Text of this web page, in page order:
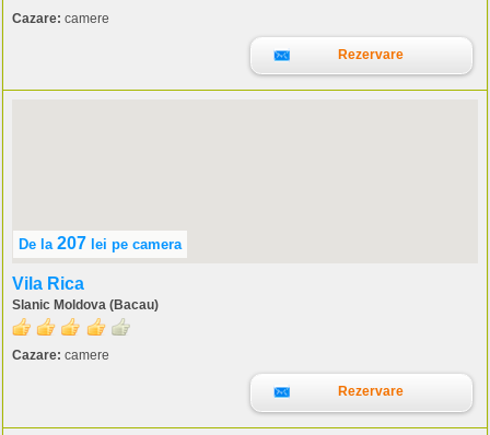
Cazare: camere
Rezervare
De la 207 lei pe camera
Vila Rica
Slanic Moldova (Bacau)
Cazare: camere
Rezervare